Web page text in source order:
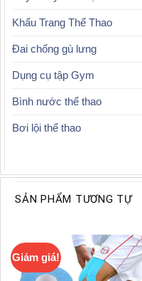
Khẩu Trang Thể Thao
Đai chống gù lưng
Dụng cụ tập Gym
Bình nước thể thao
Bơi lội thể thao
SẢN PHẨM TƯƠNG TỰ
Giảm giá!